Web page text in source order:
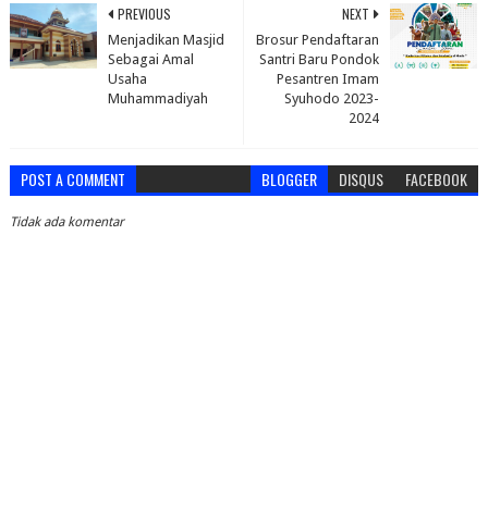
NEXT
Brosur Pendaftaran
Santri Baru Pondok
Pesantren Imam
Syuhodo 2023-
2024
PREVIOUS
Menjadikan Masjid
Sebagai Amal
Usaha
Muhammadiyah
POST A COMMENT BLOGGER DISQUS FACEBOOK
Tidak ada komentar